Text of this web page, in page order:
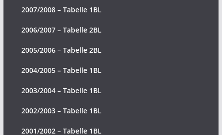
2007/2008 – Tabelle 1BL
2006/2007 – Tabelle 2BL
2005/2006 – Tabelle 2BL
2004/2005 – Tabelle 1BL
2003/2004 – Tabelle 1BL
2002/2003 – Tabelle 1BL
2001/2002 – Tabelle 1BL